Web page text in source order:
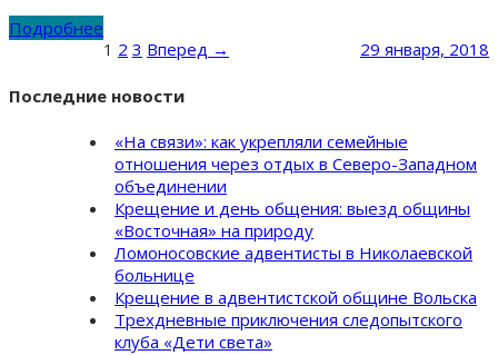
Подробнее
29 января, 2018
1 2 3 Вперед →
Последние новости
«На связи»: как укрепляли семейные
отношения через отдых в Северо-Западном
объединении
Крещение и день общения: выезд общины
«Восточная» на природу
Ломоносовские адвентисты в Николаевской
больнице
Крещение в адвентистской общине Вольска
Трехдневные приключения следопытского
клуба «Дети света»